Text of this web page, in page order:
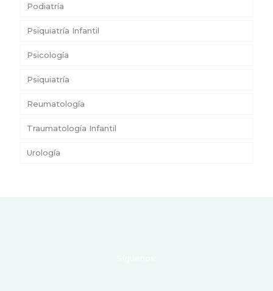
Podiatría
Psiquiatría Infantil
Psicología
Psiquiatría
Reumatología
Traumatología Infantil
Urología